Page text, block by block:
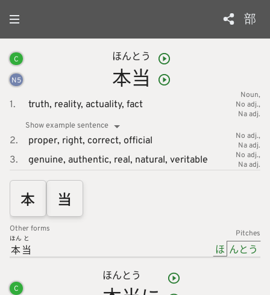
部
C
N5 本
ほん
当
とう
1. truth, reality, actuality, fact
Noun
No adj.
Na adj.
Show example sentence
2. proper, right, correct, official
No adj.
Na adj.
3. genuine, authentic, real, natural, veritable
No adj.
Na adj.
本 当
Other forms
本
ほん
当
と Pitches
ほ んとう
C
ほんとう